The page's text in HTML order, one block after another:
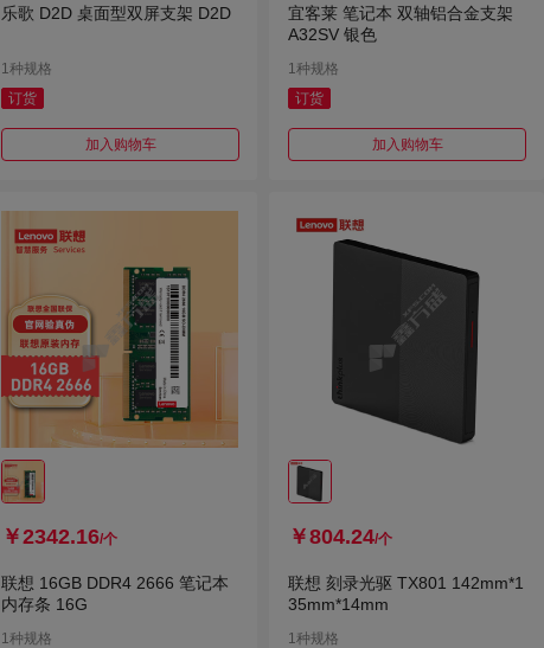
乐歌 D2D 桌面型双屏支架 D2D
1种规格
订货
加入购物车
宜客莱 笔记本 双轴铝合金支架
A32SV 银色
1种规格
订货
加入购物车
￥2342.16/个
联想 16GB DDR4 2666 笔记本
内存条 16G
1种规格
￥804.24/个
联想 刻录光驱 TX801 142mm*1
35mm*14mm
1种规格